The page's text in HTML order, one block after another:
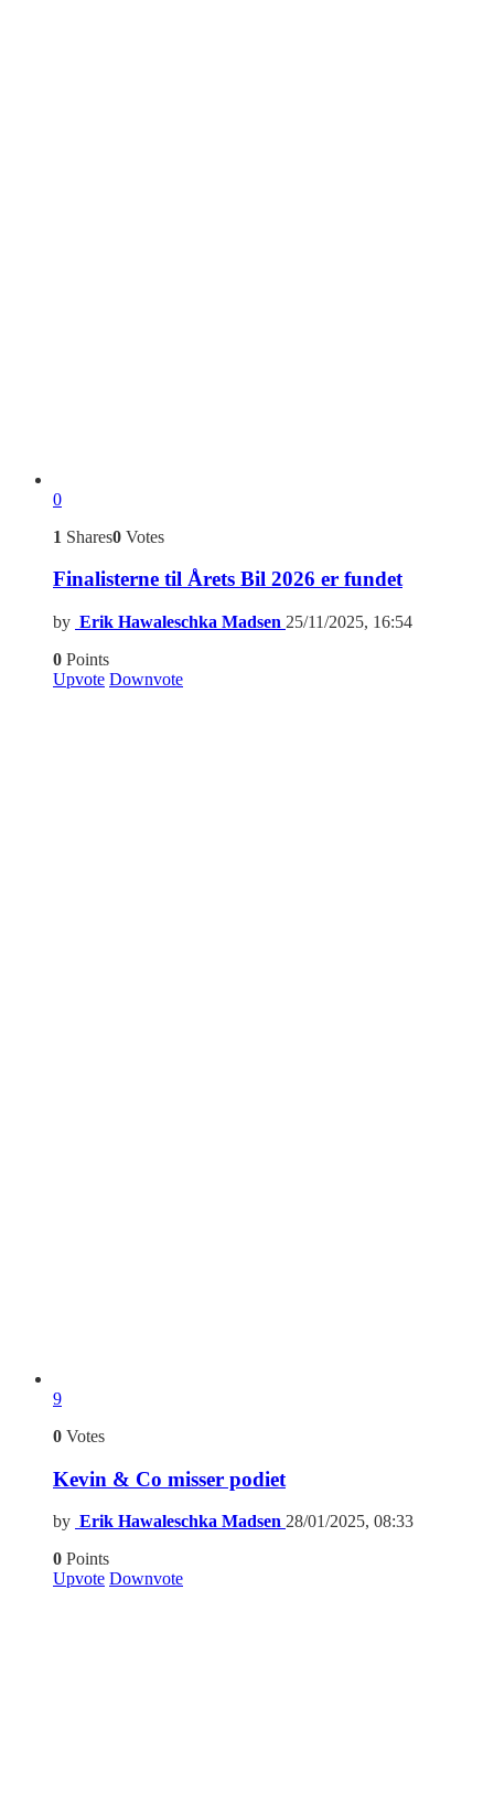
0
1 Shares0 Votes
Finalisterne til Årets Bil 2026 er fundet
by Erik Hawaleschka Madsen 25/11/2025, 16:54
0 Points
Upvote Downvote
9
0 Votes
Kevin & Co misser podiet
by Erik Hawaleschka Madsen 28/01/2025, 08:33
0 Points
Upvote Downvote